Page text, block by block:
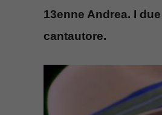
13enne Andrea. I
cantautore.